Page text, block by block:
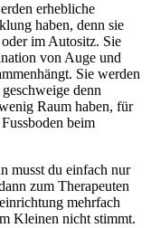
erhebliche
haben, denn sie
im Autositz. Sie
von Auge und
Sie werden
denn
Raum haben, für
beim
musst du einfach nur
zum Therapeuten
mehrfach
Kleinen nicht stimmt.